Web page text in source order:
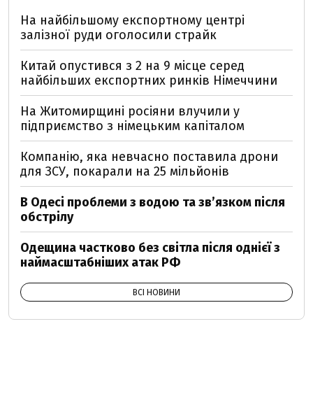
На найбільшому експортному центрі
залізної руди оголосили страйк
Китай опустився з 2 на 9 місце серед
найбільших експортних ринків Німеччини
На Житомирщині росіяни влучили у
підприємство з німецьким капіталом
Компанію, яка невчасно поставила дрони
для ЗСУ, покарали на 25 мільйонів
В Одесі проблеми з водою та звʼязком після
обстрілу
Одещина частково без світла після однієї з
наймасштабніших атак РФ
ВСІ НОВИНИ